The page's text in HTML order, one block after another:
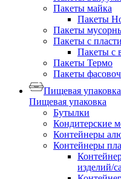
Пакеты майка
Пакеты
Пакеты
Пакеты с
Пакеты с
Пакеты Термо
Пакеты
Пищевая упаковка
Пищевая упаковка
Бутылки
Кондитерские
Контейнеры
Контейнеры
изделий/